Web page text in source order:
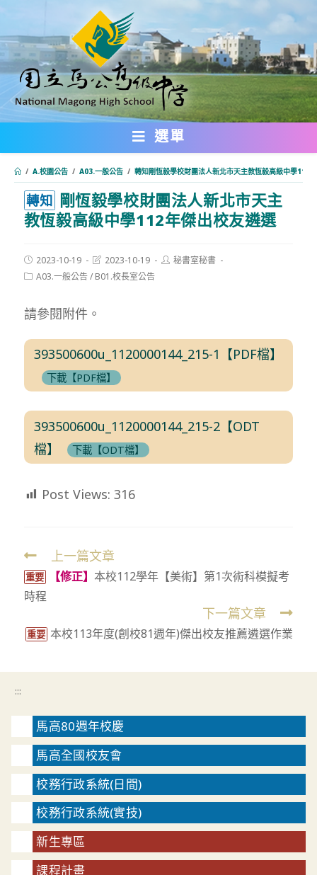
轉
主
要
內
選單
/ A.校園公告 / A03.一般公告 / 轉知剛恆毅學校財團法人新北市天主教恆毅高級中學112
轉知 剛恆毅學校財團法人新北市天主
教恆毅高級中學112年傑出校友遴選
Post
published:
2023-10-19
Post
modified:
2023-10-19
Post秘書室秘書
PostA03.一般公告/ B01.校長室公告
請參閱附件。
393500600u_1120000144_215-1【PDF檔】
下載【PDF檔】
393500600u_1120000144_215-2【ODT
檔】
下載【ODT檔】
Post Views: 316
Read
more
articles
上一篇文章
重要 【修正】本校112學年【美術】第1次術科模擬考
時程
下一篇文章
重要 本校113年度(創校81週年)傑出校友推薦遴選作業
:::
馬高80週年校慶
馬高全國校友會
校務行政系統(日間)
校務行政系統(實技)
新生專區
課程計畫